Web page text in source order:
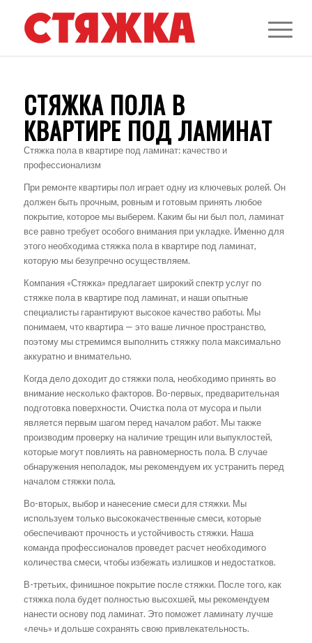
СТЯЖКА ПОЛА В
КВАРТИРЕ ПОД ЛАМИНАТ
Стяжка пола в квартире под ламинат: качество и
профессионализм
При ремонте квартиры пол играет одну из ключевых ролей. Он
должен быть прочным, ровным и готовым принять любое
покрытие, которое мы выберем. Каким бы ни был пол, ламинат
все равно требует особого внимания при укладке. Именно для
этого необходима стяжка пола в квартире под ламинат,
которую мы безупречно осуществляем.
Компания «Стяжка» предлагает широкий спектр услуг по
стяжке пола в квартире под ламинат, и наши опытные
специалисты гарантируют высокое качество работы. Мы
понимаем, что квартира — это ваше личное пространство,
поэтому мы стремимся выполнить стяжку пола максимально
аккуратно и внимательно.
Когда дело доходит до стяжки пола, необходимо принять во
внимание несколько факторов. Во-первых, предварительная
подготовка поверхности. Очистка пола от мусора и пыли
является первым шагом перед началом работ. Мы также
производим проверку на наличие трещин или выпуклостей,
которые могут повлиять на равномерность пола. В случае
обнаружения неполадок, мы рекомендуем их устранить перед
началом стяжки пола.
Во-вторых, выбор и нанесение смеси для стяжки. Мы
используем только высококачественные смеси, которые
обеспечивают прочность и устойчивость стяжки. Наша
команда профессионалов проведет расчет необходимого
количества смеси, чтобы избежать излишков и недостатков.
В-третьих, финишное покрытие после стяжки. После того, как
стяжка пола будет полностью высохшей, мы рекомендуем
нанести основу под ламинат. Это поможет ламинату лучше
«лечь» и дольше сохранять свою привлекательность.